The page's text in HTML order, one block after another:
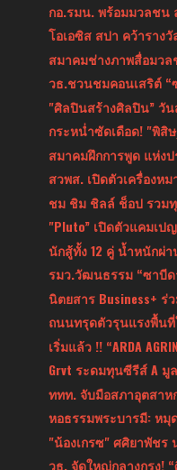
กอ.รมน. พร้อมมวลชน
โอเอซิส สปา คว้ารางวั
สมาคมช่างภาพสื่อมวล
วธ.ชวนชมคอนเสริต์
"ศิลปินสร้างศิลปิน” วั
กระหน่ำซัดเดือด! "พิสิ
สมาคมฝึกการพูด แห่งป
สวพส. เปิดตัวเครื่องห
ชม ชิม ชิลล์ ช็อป รวม
"Pluto” เปิดตัวแคมเป
นักสู้ทั้ง 12 คู่ น้ำหนักผ่
รมว.วัฒนธรรม “ซาบีด
นิตยสาร Business+ ร่ว
ถนนทรุดตัวรุนแรงพื้นที่
เริ่มแล้ว !! “ARDA
Grvt ระดมทุนซีรีส์ A มู
ททท. จับมือสภาอุตสาห
หอธรรมพระบารมี: หมุ
"น้องเกรซ" ศศิยาพัชร
วธ. จัดใหญ่กลางกรุง!